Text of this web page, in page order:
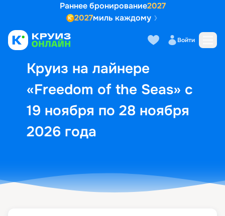
Раннее бронирование2027
2027миль каждому
Войти
Круиз на лайнере
«Freedom of the Seas» с
19 ноября по 28 ноября
2026 года
Выбор кают Маршрут и